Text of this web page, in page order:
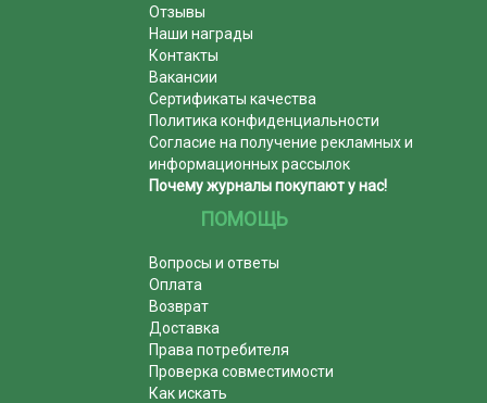
Отзывы
Наши награды
Контакты
Вакансии
Сертификаты качества
Политика конфиденциальности
Согласие на получение рекламных и
информационных рассылок
Почему журналы покупают у нас!
ПОМОЩЬ
Вопросы и ответы
Оплата
Возврат
Доставка
Права потребителя
Проверка совместимости
Как искать